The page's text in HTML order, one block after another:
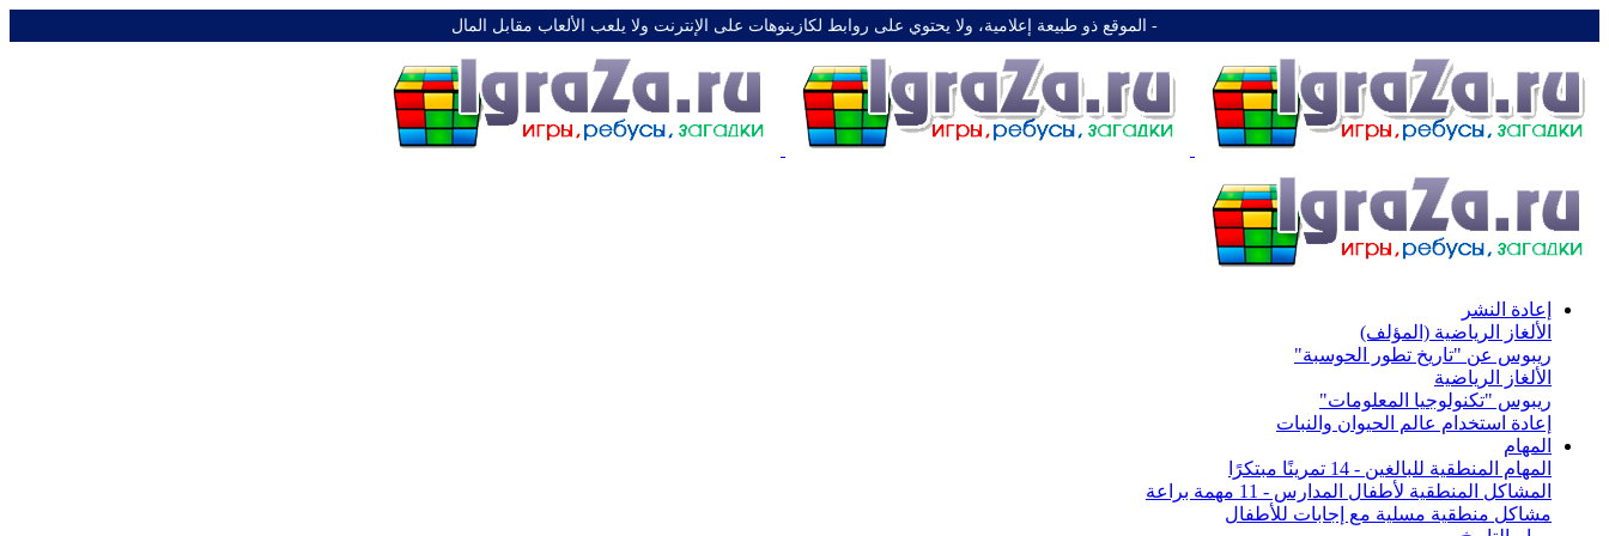
-️ الموقع ذو طبيعة إعلامية، ولا يحتوي على روابط لكازينوهات على الإنترنت ولا يلعب الألعاب مقابل المال
إعادة النشر
الألغاز الرياضية (المؤلف)
ريبوس عن "تاريخ تطور الحوسبة"
الألغاز الرياضية
ريبوس "تكنولوجيا المعلومات"
إعادة استخدام عالم الحيوان والنبات
المهام
المهام المنطقية للبالغين - 14 تمرينًا مبتكرًا
المشاكل المنطقية لأطفال المدارس - 11 مهمة براعة
مشاكل منطقية مسلية مع إجابات للأطفال